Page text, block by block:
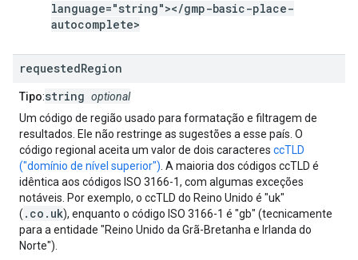
language="string"></gmp-basic-place-
autocomplete>
requestedRegion
Tipo:string optional
Um código de região usado para formatação e filtragem de
resultados. Ele não restringe as sugestões a esse país. O
código regional aceita um valor de dois caracteres ccTLD
("domínio de nível superior") . A maioria dos códigos ccTLD é
idêntica aos códigos ISO 3166-1, com algumas exceções
notáveis. Por exemplo, o ccTLD do Reino Unido é "uk"
( .co.uk), enquanto o código ISO 3166-1 é "gb" (tecnicamente
para a entidade "Reino Unido da Grã-Bretanha e Irlanda do
Norte").